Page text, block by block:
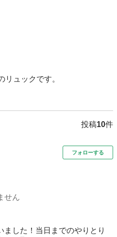
リュックです。
投稿10件
フォローする
せん
ました！当日までのやりとり